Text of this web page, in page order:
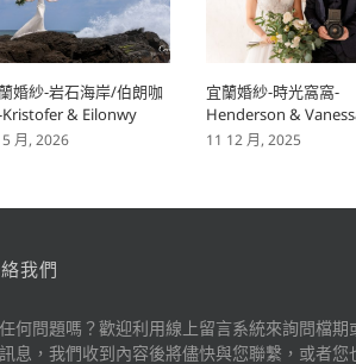
婚紗-岩石海岸/伯朗咖
Kristofer & Eilonwy
月, 2026
宜蘭婚紗-時光窩窩-
Henderson &
11 12 月, 2025
我們
何問題嗎？歡迎利用線上留言系統來詢問檔期
息，我們收到內容後將儘快與您聯繫，或者您